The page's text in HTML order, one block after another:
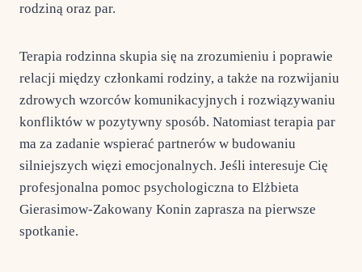
rodziną oraz par.
Terapia rodzinna skupia się na zrozumieniu i poprawie
relacji między członkami rodziny, a także na rozwijaniu
zdrowych wzorców komunikacyjnych i rozwiązywaniu
konfliktów w pozytywny sposób. Natomiast terapia par
ma za zadanie wspierać partnerów w budowaniu
silniejszych więzi emocjonalnych. Jeśli interesuje Cię
profesjonalna pomoc psychologiczna to Elżbieta
Gierasimow-Zakowany Konin zaprasza na pierwsze
spotkanie.